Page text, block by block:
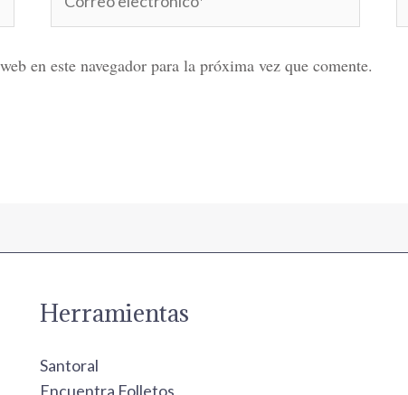
electrónico*
en este navegador para la próxima vez que comente.
Herramientas
Santoral
Encuentra Folletos